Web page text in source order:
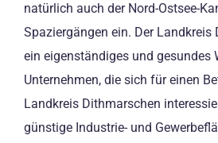
natürlich auch der Nord-Ostsee-
Spaziergängen ein. Der
ein eigenständiges und gesundes
Unternehmen, die sich für einen
Landkreis Dithmarschen
günstige Industrie- und